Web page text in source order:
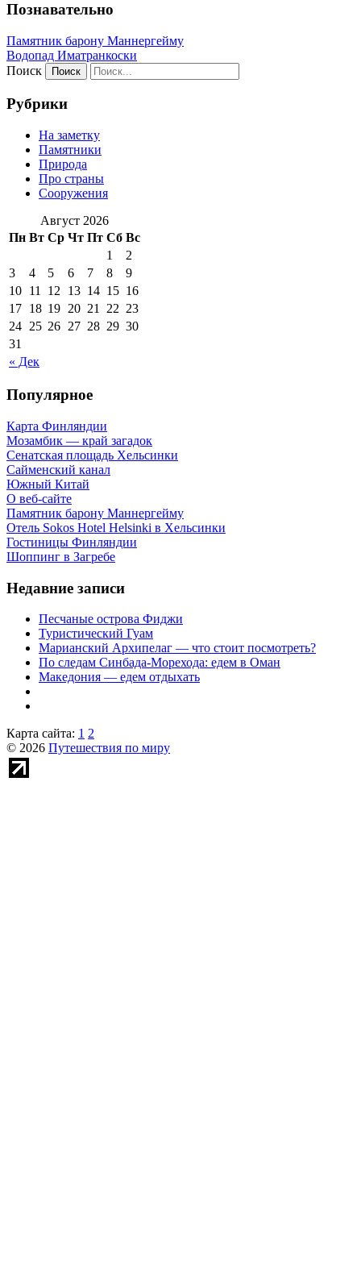
Познавательно
Памятник барону Маннергейму
Водопад Иматранкоски
Поиск
Рубрики
На заметку
Памятники
Природа
Про страны
Сооружения
Август 2026
Пн Вт Ср Чт Пт Сб Вс
« Дек
1
2
3
4 5 6 7 8
9
10 11 12 13 14 15 16
17 18 19 20 21 22 23
24 25 26 27 28 29 30
31
Популярное
Карта Финляндии
Мозамбик — край загадок
Сенатская площадь Хельсинки
Сайменский канал
Южный Китай
О веб-сайте
Памятник барону Маннергейму
Отель Sokos Hotel Helsinki в Хельсинки
Гостиницы Финляндии
Шоппинг в Загребе
Недавние записи
Песчаные острова Фиджи
Туристический Гуам
Марианский Архипелаг — что стоит посмотреть?
По следам Синбада-Морехода: едем в Оман
Македония — едем отдыхать
Карта сайта: 1 2
© 2026 Путешествия по миру